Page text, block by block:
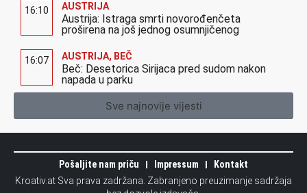
16:10 AUSTRIJA
Austrija: Istraga smrti novorođenčeta
proširena na još jednog osumnjičenog
16:07 AUSTRIJA, BEČ
Beč: Desetorica Sirijaca pred sudom nakon
napada u parku
Sve najnovije vijesti
Pošaljite nam priču Impressum
Kontakt
Kroativ.at Sva prava zadržana. Zabranjeno preuzimanje sadržaja